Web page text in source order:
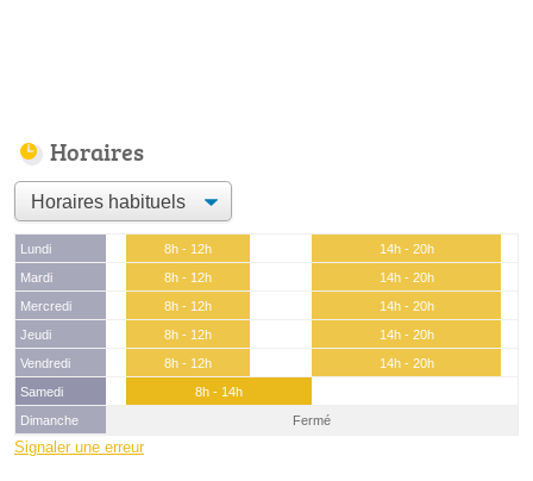
Horaires
Lundi 8h - 12h
14h - 20h
Mardi
8h - 12h
14h - 20h
Mercredi
8h - 12h
14h - 20h
Jeudi
8h - 12h
14h - 20h
Vendredi
8h - 12h
14h - 20h
Samedi
8h - 14h
Dimanche
Fermé
Signaler une erreur